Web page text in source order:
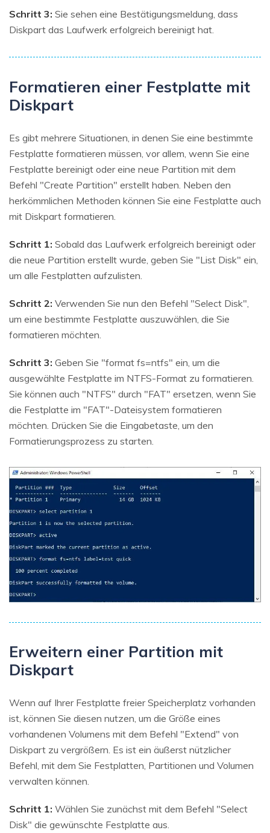
Schritt 3: Sie sehen eine Bestätigungsmeldung, dass
Diskpart das Laufwerk erfolgreich bereinigt hat.
Formatieren einer Festplatte mit
Diskpart
Es gibt mehrere Situationen, in denen Sie eine bestimmte
Festplatte formatieren müssen, vor allem, wenn Sie eine
Festplatte bereinigt oder eine neue Partition mit dem
Befehl "Create Partition" erstellt haben. Neben den
herkömmlichen Methoden können Sie eine Festplatte auch
mit Diskpart formatieren.
Schritt 1: Sobald das Laufwerk erfolgreich bereinigt oder
die neue Partition erstellt wurde, geben Sie "List Disk" ein,
um alle Festplatten aufzulisten.
Schritt 2: Verwenden Sie nun den Befehl "Select Disk",
um eine bestimmte Festplatte auszuwählen, die Sie
formatieren möchten.
Schritt 3: Geben Sie "format fs=ntfs" ein, um die
ausgewählte Festplatte im NTFS-Format zu formatieren.
Sie können auch "NTFS" durch "FAT" ersetzen, wenn Sie
die Festplatte im "FAT"-Dateisystem formatieren
möchten. Drücken Sie die Eingabetaste, um den
Formatierungsprozess zu starten.
Erweitern einer Partition mit
Diskpart
Wenn auf Ihrer Festplatte freier Speicherplatz vorhanden
ist, können Sie diesen nutzen, um die Größe eines
vorhandenen Volumens mit dem Befehl "Extend" von
Diskpart zu vergrößern. Es ist ein äußerst nützlicher
Befehl, mit dem Sie Festplatten, Partitionen und Volumen
verwalten können.
Schritt 1: Wählen Sie zunächst mit dem Befehl "Select
Disk" die gewünschte Festplatte aus.